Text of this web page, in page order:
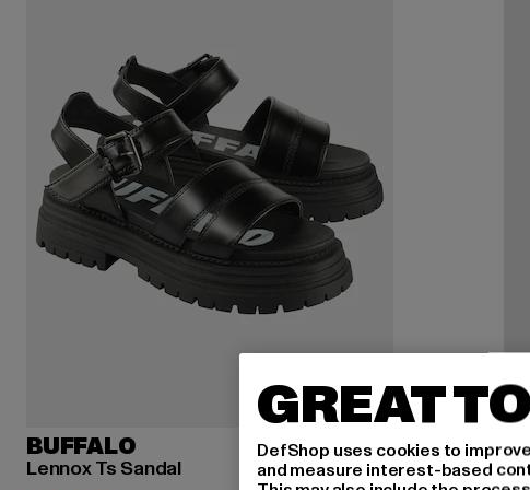
BUFFALO
Lennox Ts Sandal
GREAT
DefShop uses cookies to
and measure interest-based